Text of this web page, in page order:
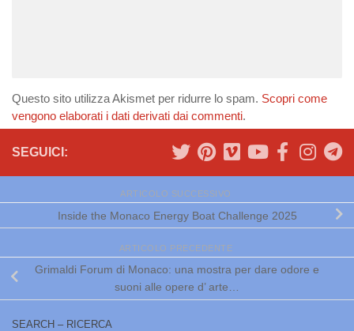
Questo sito utilizza Akismet per ridurre lo spam. Scopri come
vengono elaborati i dati derivati dai commenti.
SEGUICI:
ARTICOLO SUCCESSIVO
Inside the Monaco Energy Boat Challenge 2025
ARTICOLO PRECEDENTE
Grimaldi Forum di Monaco: una mostra per dare odore e
suoni alle opere d’ arte…
SEARCH – RICERCA